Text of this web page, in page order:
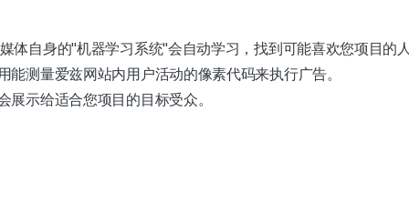
体自身的"机器学习系统"会自动学习，找到可能喜欢您项目的
能测量爱兹网站内用户活动的像素代码来执行广告。
展示给适合您项目的目标受众。